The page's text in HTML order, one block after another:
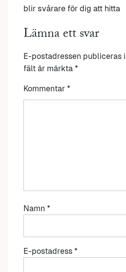
blir svårare för dig att hitta
Lämna ett svar
E-postadressen publiceras
fält är märkta *
Kommentar *
Namn *
E-postadress *